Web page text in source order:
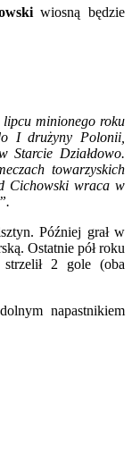
wiosną będzie
minionego roku
I drużyny Polonii,
Starcie Działdowo.
towarzyskich
Cichowski wraca w
Później grał w
Ostatnie pół roku
2 gole (oba
napastnikiem